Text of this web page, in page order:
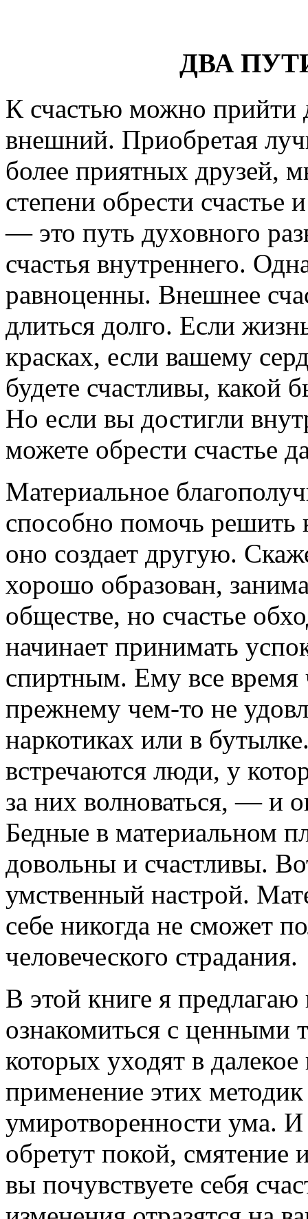
ДВА
К счастью можно
внешний. Приобретая
более приятных друзей,
степени обрести счастье
— это путь духовного
счастья внутреннего.
равноценны. Внешнее
длиться долго. Если
красках, если вашему
будете счастливы,
Но если вы достигли
можете обрести счастье
Материальное
способно помочь решить
оно создает другую.
хорошо образован,
обществе, но счастье
начинает принимать
спиртным. Ему все время
прежнему чем-то не
наркотиках или в
встречаются люди, у
за них волноваться, — и
Бедные в материальном
довольны и счастливы.
умственный настрой.
себе никогда не сможет
человеческого страдания.
В этой книге я
ознакомиться с ценными
которых уходят в
применение этих методик
умиротворенности ума.
обретут покой, смятение
вы почувствуете себя